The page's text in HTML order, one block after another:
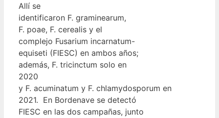
Allí se
identificaron F. graminearum,
F. poae, F. cerealis y el
complejo Fusarium incarnatum-
equiseti (FIESC) en ambos años;
además, F. tricinctum solo en
2020
y F. acuminatum y F. chlamydosporum en
2021. En Bordenave se detectó
FIESC en las dos campañas, junto